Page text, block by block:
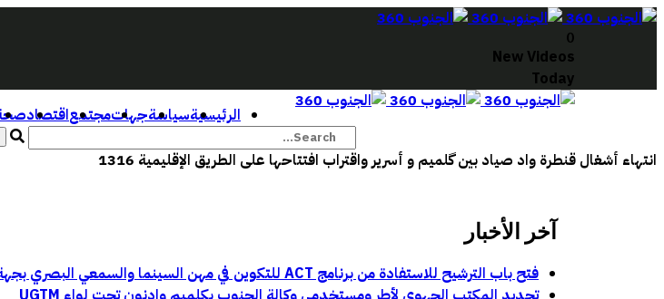
0
New Videos
Today
الرئيسيةسياسةجهاتمجتمعاقتصاد
آخر الأخبار
فتح باب الترشيح للاستفادة من برنامج ACT للتكوين في مهن السينما والسمعي البصري بجهة كلميم وادنون
انتهاء أشغال قنطرة واد صياد بين گلميم و أسرير واقتراب افتتاحها على الطريق الإقليمية 1316